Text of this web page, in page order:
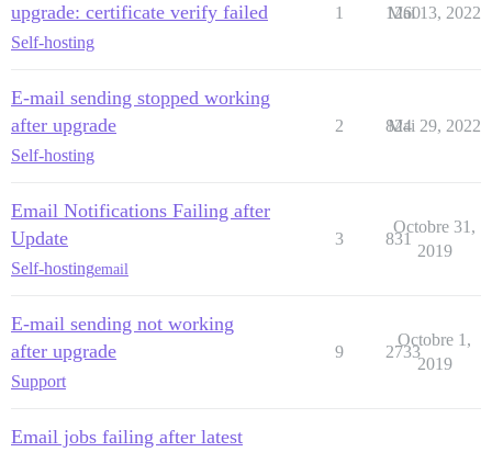
upgrade: certificate verify failed
Self-hosting
1 1260
Mai 13, 2022
E-mail sending stopped working
after upgrade
Self-hosting
2 824
Mai 29, 2022
Email Notifications Failing after
Update
Self-hostingemail
3 831
Octobre 31,
2019
E-mail sending not working
after upgrade
Support
9 2733
Octobre 1,
2019
Email jobs failing after latest